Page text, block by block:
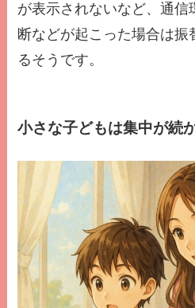
が表示されないなど、通信
断などが起こった場合は振
るそうです。
小さな子どもは集中が続